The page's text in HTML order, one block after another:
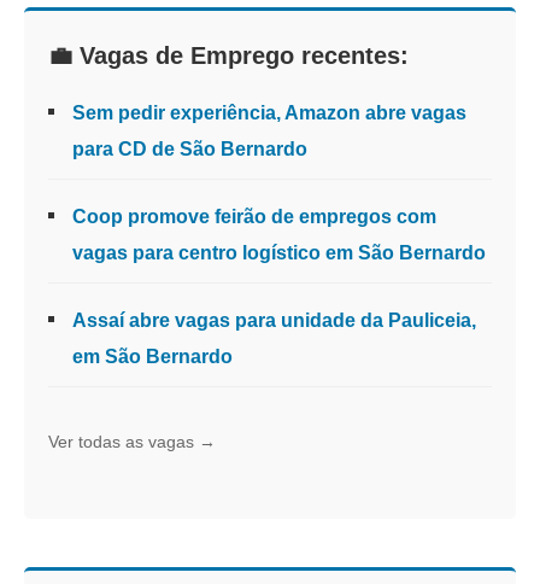
💼 Vagas de Emprego recentes:
Sem pedir experiência, Amazon abre vagas
para CD de São Bernardo
Coop promove feirão de empregos com
vagas para centro logístico em São Bernardo
Assaí abre vagas para unidade da Pauliceia,
em São Bernardo
Ver todas as vagas →